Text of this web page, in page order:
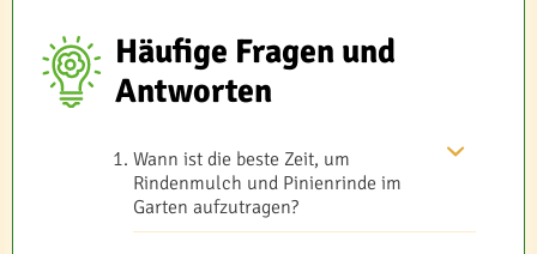
Häufige Fragen und
Antworten
Wann ist die beste Zeit, um
Rindenmulch und Pinienrinde im
Garten aufzutragen?